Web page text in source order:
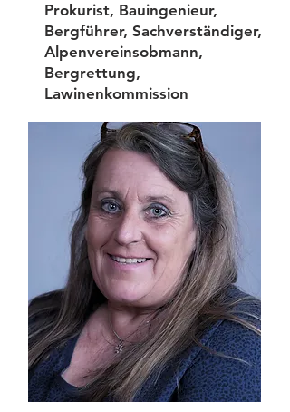
Prokurist, Bauingenieur,
Bergführer, Sachverständiger,
Alpenvereinsobmann,
Bergrettung,
Lawinenkommission